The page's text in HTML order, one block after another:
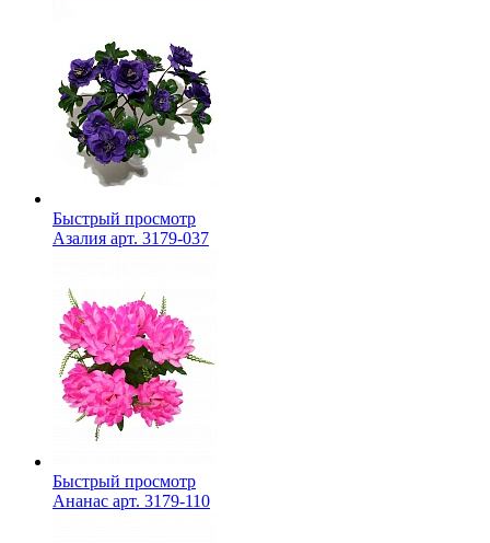
Быстрый просмотр
Азалия арт. 3179-037
Быстрый просмотр
Ананас арт. 3179-110